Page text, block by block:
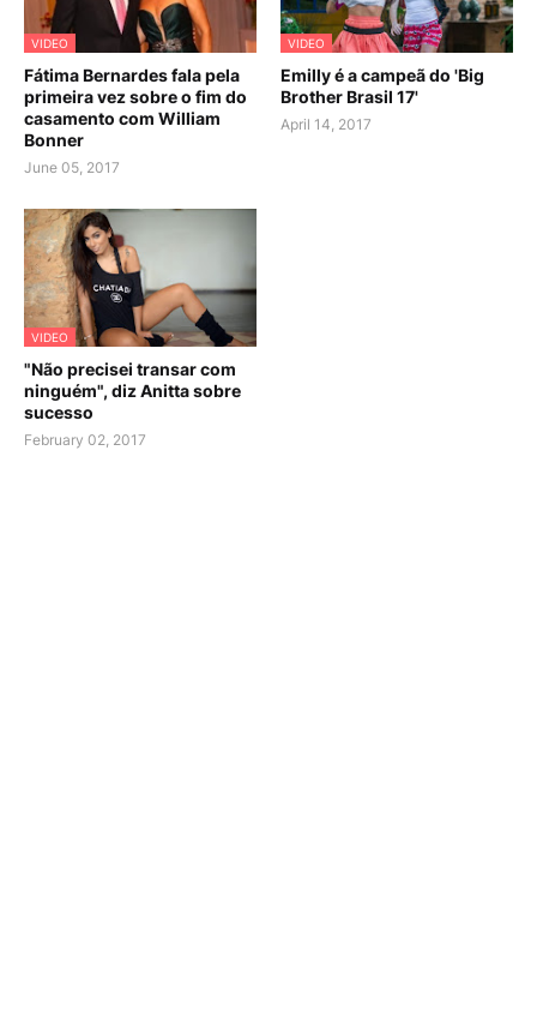
VIDEO
Fátima Bernardes fala pela
primeira vez sobre o fim do
casamento com William
Bonner
June 05, 2017
VIDEO
Emilly é a campeã do 'Big
Brother Brasil 17'
April 14, 2017
VIDEO
"Não precisei transar com
ninguém", diz Anitta sobre
sucesso
February 02, 2017